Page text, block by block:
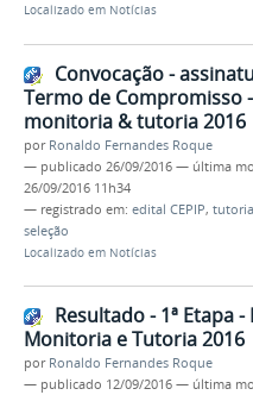
Localizado em Notícias
Convocação -
Termo de Compromisso -
monitoria & tutoria 2016
por Ronaldo Fernandes Roque
— publicado 26/09/2016 — última
26/09/2016 11h34
— registrado em: edital CEPIP, tutoria
seleção
Localizado em Notícias
Resultado - 1ª Etapa
Monitoria e Tutoria 2016
por Ronaldo Fernandes Roque
— publicado 12/09/2016 — última